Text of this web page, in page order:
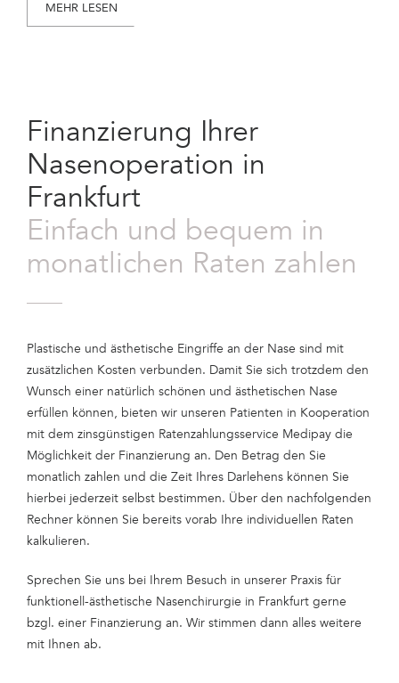
MEHR LESEN
Finanzierung Ihrer
Nasenoperation in
Frankfurt
Einfach und bequem in
monatlichen Raten zahlen
Plastische und ästhetische Eingriffe an der Nase sind mit
zusätzlichen Kosten verbunden. Damit Sie sich trotzdem den
Wunsch einer natürlich schönen und ästhetischen Nase
erfüllen können, bieten wir unseren Patienten in Kooperation
mit dem zinsgünstigen Ratenzahlungsservice Medipay die
Möglichkeit der Finanzierung an. Den Betrag den Sie
monatlich zahlen und die Zeit Ihres Darlehens können Sie
hierbei jederzeit selbst bestimmen. Über den nachfolgenden
Rechner können Sie bereits vorab Ihre individuellen Raten
kalkulieren.
Sprechen Sie uns bei Ihrem Besuch in unserer Praxis für
funktionell-ästhetische Nasenchirurgie in Frankfurt gerne
bzgl. einer Finanzierung an. Wir stimmen dann alles weitere
mit Ihnen ab.